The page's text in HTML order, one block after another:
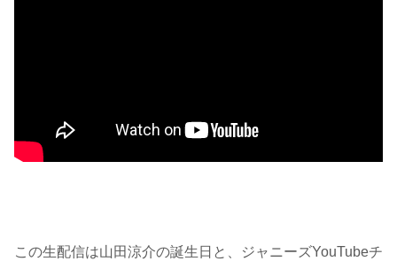
この生配信は山田涼介の誕生日と、ジャニーズYouTubeチ